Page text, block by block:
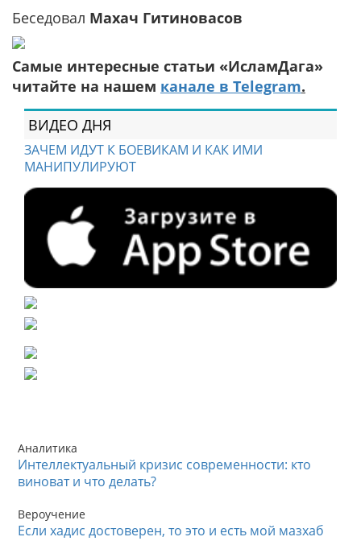
Беседовал Махач Гитиновасов
Самые интересные статьи «ИсламДага»
читайте на нашем канале в Telegram.
ВИДЕО ДНЯ
ЗАЧЕМ ИДУТ К БОЕВИКАМ И КАК ИМИ
МАНИПУЛИРУЮТ
Аналитика
Интеллектуальный кризис современности: кто
виноват и что делать?
Вероучение
Если хадис достоверен, то это и есть мой мазхаб